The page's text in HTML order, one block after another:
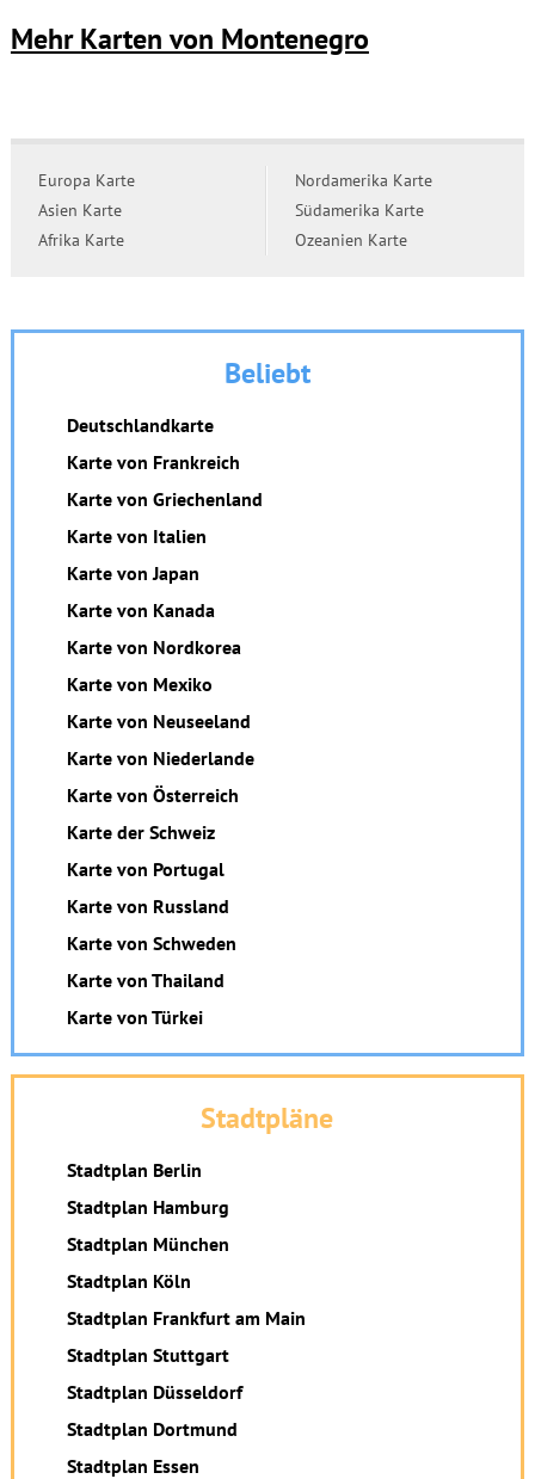
Mehr Karten von Montenegro
Europa Karte
Asien Karte
Afrika Karte
Nordamerika Karte
Südamerika Karte
Ozeanien Karte
Beliebt
Deutschlandkarte
Karte von Frankreich
Karte von Griechenland
Karte von Italien
Karte von Japan
Karte von Kanada
Karte von Nordkorea
Karte von Mexiko
Karte von Neuseeland
Karte von Niederlande
Karte von Österreich
Karte der Schweiz
Karte von Portugal
Karte von Russland
Karte von Schweden
Karte von Thailand
Karte von Türkei
Stadtpläne
Stadtplan Berlin
Stadtplan Hamburg
Stadtplan München
Stadtplan Köln
Stadtplan Frankfurt am Main
Stadtplan Stuttgart
Stadtplan Düsseldorf
Stadtplan Dortmund
Stadtplan Essen